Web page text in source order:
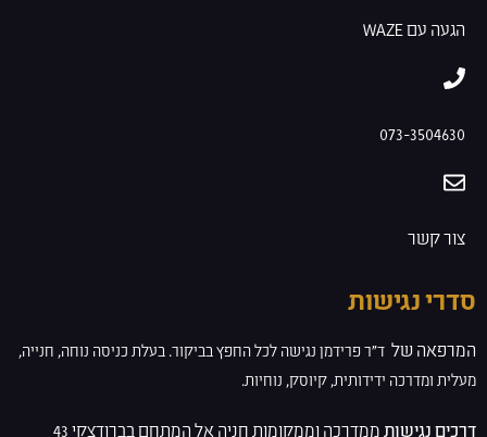
הגעה עם WAZE
073-3504630
צור קשר
סדרי נגישות
המרפאה של ד”ר פרידמן נגישה לכל החפץ בביקור. בעלת כניסה נוחה, חנייה,
מעלית ומדרכה ידידותית, קיוסק, נוחיות.
דרכים נגישות ממדרכה וממקומות חניה אל המתחם בברודצקי 43